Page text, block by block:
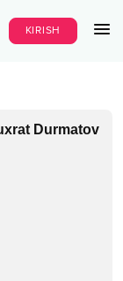
KIRISH
Durmatov